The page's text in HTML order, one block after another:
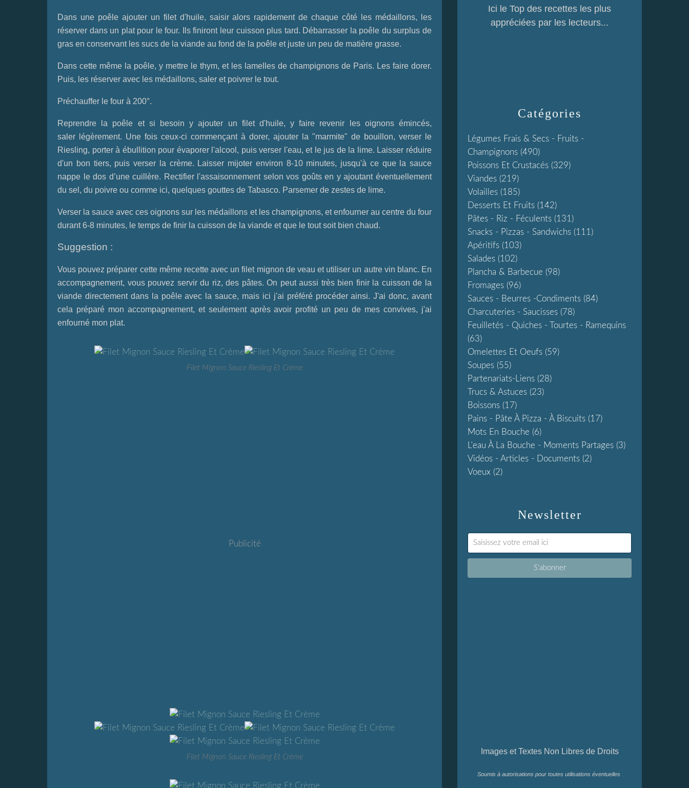
Dans une poêle ajouter un filet d'huile, saisir alors rapidement de chaque côté les médaillons, les
réserver dans un plat pour le four. Ils finiront leur cuisson plus tard. Débarrasser la poêle du surplus de
gras en conservant les sucs de la viande au fond de la poêle et juste un peu de matière grasse.
Dans cette même la poêle, y mettre le thym, et les lamelles de champignons de Paris. Les faire dorer.
Puis, les réserver avec les médaillons, saler et poivrer le tout.
Préchauffer le four à 200°.
Reprendre la poêle et si besoin y ajouter un filet d'huile, y faire revenir les oignons émincés,
saler légèrement. Une fois ceux-ci commençant à dorer, ajouter la "marmite" de bouillon, verser le
Riesling, porter à ébullition pour évaporer l'alcool, puis verser l'eau, et le jus de la lime. Laisser réduire
d'un bon tiers, puis verser la crème. Laisser mijoter environ 8-10 minutes, jusqu'à ce que la sauce
nappe le dos d’une cuillère. Rectifier l'assaisonnement selon vos goûts en y ajoutant éventuellement
du sel, du poivre ou comme ici, quelques gouttes de Tabasco. Parsemer de zestes de lime.
Verser la sauce avec ces oignons sur les médaillons et les champignons, et enfourner au centre du four
durant 6-8 minutes, le temps de finir la cuisson de la viande et que le tout soit bien chaud.
Suggestion :
Vous pouvez préparer cette même recette avec un filet mignon de veau et utiliser un autre vin blanc. En
accompagnement, vous pouvez servir du riz, des pâtes. On peut aussi très bien finir la cuisson de la
viande directement dans la poêle avec la sauce, mais ici j'ai préféré procéder ainsi. J'ai donc, avant
cela préparé mon accompagnement, et seulement après avoir profité un peu de mes convives, j'ai
enfourné mon plat.
Filet Mignon Sauce Riesling Et Crème
Publicité
Filet Mignon Sauce Riesling Et Crème
Newsletter
Catégories
Légumes Frais & Secs - Fruits -
Champignons (490)
Poissons Et Crustacés (329)
Viandes (219)
Volailles (185)
Desserts Et Fruits (142)
Pâtes - Riz - Féculents (131)
Snacks - Pizzas - Sandwichs (111)
Apéritifs (103)
Salades (102)
Plancha & Barbecue (98)
Fromages (96)
Sauces - Beurres -condiments (84)
Charcuteries - Saucisses (78)
Feuilletés - Quiches - Tourtes - Ramequins
(63)
Omelettes Et Oeufs (59)
Soupes (55)
Partenariats-Liens (28)
Trucs & Astuces (23)
Boissons (17)
Pains - Pâte À Pizza - À Biscuits (17)
Mots En Bouche (6)
L'eau À La Bouche - Moments Partages (3)
Vidéos - Articles - Documents (2)
Voeux (2)
Ici le Top des recettes les plus
appréciées par les lecteurs...
Images et Textes Non Libres de Droits
Soumis à autorisations pour toutes utilisations éventuelles